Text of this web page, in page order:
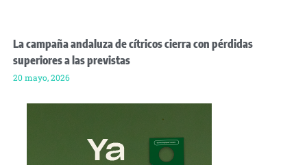
La campaña andaluza de cítricos cierra con pérdidas
superiores a las previstas
20 mayo, 2026